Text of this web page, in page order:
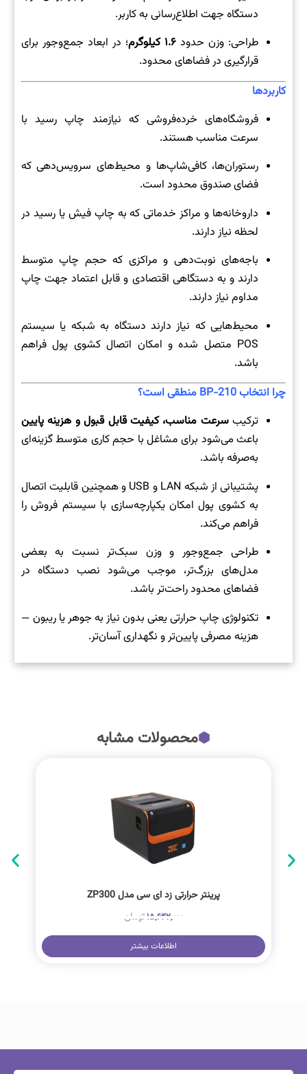
دستگاه جهت اطلاع‌رسانی به کاربر.
طراحی: وزن حدود ۱.۶ کیلوگرم
؛ در ابعاد جمع‌وجور برای
قرارگیری در فضاهای محدود.
کاربردها
فروشگاه‌های خرده‌فروشی که نیازمند چاپ رسید با
سرعت مناسب هستند.
رستوران‌ها، کافی‌شاپ‌ها و محیط‌های سرویس‌دهی که
فضای صندوق محدود است.
داروخانه‌ها و مراکز خدماتی که به چاپ فیش یا رسید در
لحظه نیاز دارند.
باجه‌های نوبت‌دهی و مراکزی که حجم چاپ متوسط
دارند و به دستگاهی اقتصادی و قابل اعتماد جهت چاپ
مداوم نیاز دارند.
محیط‌هایی که نیاز دارند دستگاه به شبکه یا سیستم
POS متصل شده و امکان اتصال کشوی پول فراهم
باشد.
چرا انتخاب BP-210 منطقی است؟
ترکیبسرعت مناسب، کیفیت قابل قبول و هزینه پایین
باعث می‌شود برای مشاغل با حجم کاری متوسط گزینه‌ای
به‌صرفه باشد.
پشتیبانی از شبکه LAN و USB و همچنین قابلیت اتصال
به کشوی پول امکان یکپارچه‌سازی با سیستم فروش را
فراهم می‌کند.
طراحی جمع‌وجور و وزن سبک‌تر نسبت به بعضی
مدل‌های بزرگ‌تر، موجب می‌شود نصب دستگاه در
فضاهای محدود راحت‌تر باشد.
تکنولوژی چاپ حرارتی یعنی بدون نیاز به جوهر یا ریبون —
هزینه مصرفی پایین‌تر و نگهداری آسان‌تر.
محصولات مشابه
پرینتر حرارتی زد ای سی مدل ZP300
۱۵,۶۴۲,۰۰۰تومان
اطلاعات بیشتر